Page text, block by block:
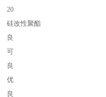
20
硅改性聚酯
良
可
良
优
良